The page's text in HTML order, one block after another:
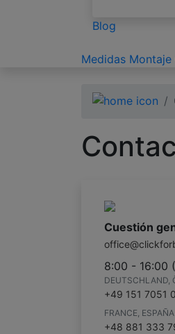
Blog
Medidas Montaje
Cuestión
8:00 - 16:00
DEUTSCHLAND,
+49 151 7051
FRANCE, ESPAÑA
+48 881 333